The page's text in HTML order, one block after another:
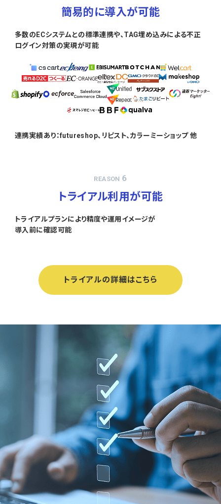
簡易的に導入が可能
多数のECシステムとの標準連携や、TAG埋め込みによる不正
ログイン対策の実現が可能
連携実績あり：futureshop、リピスト、カラーミーショップ 他
REASON 6
トライアル利用が可能
トライアルプランにより精度や運用イメージが
導入前に確認可能
トライアルの詳細はこちら